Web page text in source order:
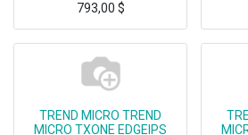
793,00 $
TREND MICRO TREND
MICRO TXONE EDGEIPS